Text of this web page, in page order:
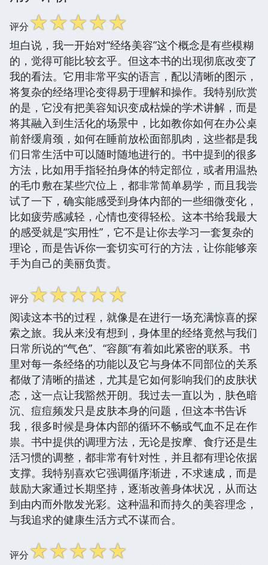
评分☆☆☆☆☆
坦白说，我一开始对“经络美容”这个概念是有些模糊
的，觉得可能比较玄乎。但这本书的出现彻底改变了
我的看法。它用非常平实的语言，配以清晰的图示，
将复杂的经络理论变得易于理解和操作。我特别欣赏
的是，它没有把美容知识变成枯燥的学术讲解，而是
将其融入到生活化的场景中，比如教你如何在办公桌
前舒缓肩颈，如何在睡前放松面部肌肉，这些都是我
们日常生活中可以随时随地进行的。书中提到的很多
方法，比如用手指轻拍身体的特定部位，或者用温热
的毛巾敷在某些穴位上，都非常简单易学，而且我尝
试了一下，确实能感受到身体内部的一些细微变化，
比如疲劳感减轻，心情也变得轻松。这本书给我最大
的感受就是“实用性”，它不是让你去学习一套复杂的
理论，而是告诉你一套切实可行的方法，让你能够亲
手为自己的美丽负责。
评分☆☆☆☆☆
阅读这本书的过程，就像是在进行一场充满惊喜的探
索之旅。我从来没有想到，身体里的经络竟然与我们
日常所说的“气色”、“容颜”有着如此紧密的联系。书
里对每一条经络的功能以及它与身体不同部位的关系
都做了清晰的描述，尤其是它如何影响我们的皮肤状
态，这一点让我豁然开朗。我过去一直以为，肤色暗
沉、痘痘频发只是皮肤本身的问题，但这本书告诉
我，很多时候是身体内部的循环不畅或气血不足在作
祟。书中提供的调理方法，无论是按摩、食疗还是生
活习惯的调整，都非常有针对性，并且都有理论依据
支撑。我特别喜欢它强调循序渐进，不求速成，而是
鼓励大家通过长期坚持，逐渐改善身体状况，从而达
到由内而外散发光彩。这种温和而持久的美容理念，
与我追求的健康生活方式不谋而合。
评分☆☆☆☆☆